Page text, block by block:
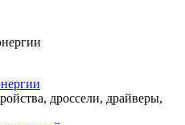
дроссели, драйверы,